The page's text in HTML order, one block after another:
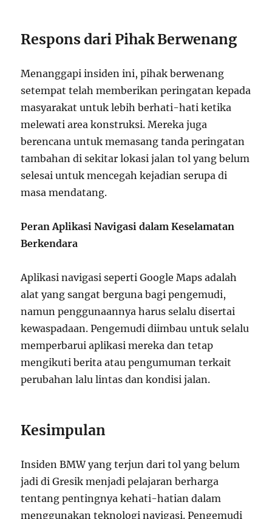
Respons dari Pihak Berwenang
Menanggapi insiden ini, pihak berwenang
setempat telah memberikan peringatan kepada
masyarakat untuk lebih berhati-hati ketika
melewati area konstruksi. Mereka juga
berencana untuk memasang tanda peringatan
tambahan di sekitar lokasi jalan tol yang belum
selesai untuk mencegah kejadian serupa di
masa mendatang.
Peran Aplikasi Navigasi dalam Keselamatan
Berkendara
Aplikasi navigasi seperti Google Maps adalah
alat yang sangat berguna bagi pengemudi,
namun penggunaannya harus selalu disertai
kewaspadaan. Pengemudi diimbau untuk selalu
memperbarui aplikasi mereka dan tetap
mengikuti berita atau pengumuman terkait
perubahan lalu lintas dan kondisi jalan.
Kesimpulan
Insiden BMW yang terjun dari tol yang belum
jadi di Gresik menjadi pelajaran berharga
tentang pentingnya kehati-hatian dalam
menggunakan teknologi navigasi. Pengemudi